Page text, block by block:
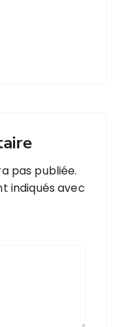
pas publiée.
indiqués avec